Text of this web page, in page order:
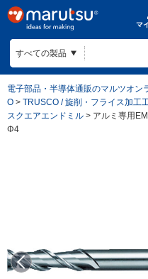
マ
電子部品・半導体通販のマルツオン
O > TRUSCO / 旋削・フライス加工
スクエアエンドミル > アルミ専用
Φ4